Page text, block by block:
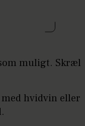
muligt. Skræl
hvidvin eller